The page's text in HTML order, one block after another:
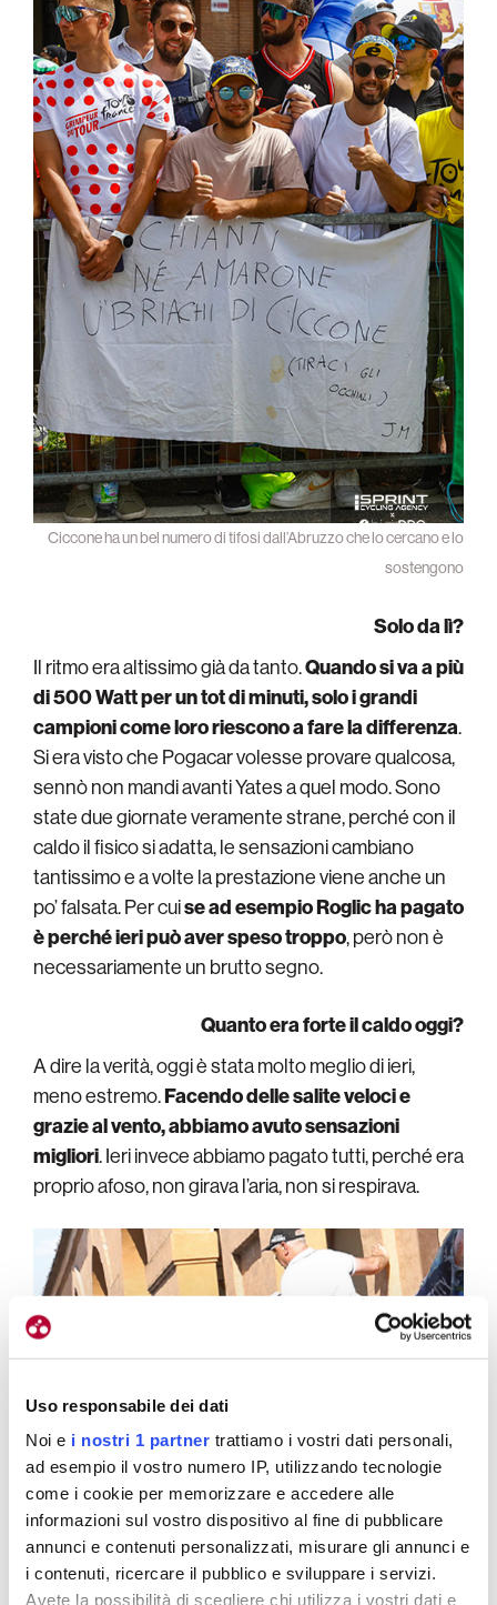
Uso responsabile dei dati
Noi e i nostri 1 partner trattiamo i vostri dati personali,
ad esempio il vostro numero IP, utilizzando tecnologie
come i cookie per memorizzare e accedere alle
informazioni sul vostro dispositivo al fine di pubblicare
annunci e contenuti personalizzati, misurare gli annunci e
i contenuti, ricercare il pubblico e sviluppare i servizi.
Avete la possibilità di scegliere chi utilizza i vostri dati e
Ciccone ha un bel numero di tifosi dall’Abruzzo che lo cercano e lo
sostengono
Solo da lì?
Il ritmo era altissimo già da tanto.Quando si va a più
di 500 Watt per un tot di minuti, solo i grandi
campioni come loro riescono a fare la differenza.
Si era visto che Pogacar volesse provare qualcosa,
sennò non mandi avanti Yates a quel modo. Sono
state due giornate veramente strane, perché con il
caldo il fisico si adatta, le sensazioni cambiano
tantissimo e a volte la prestazione viene anche un
po’ falsata. Per cuise ad esempio Roglic ha pagato
è perché ieri può aver speso troppo, però non è
necessariamente un brutto segno.
Quanto era forte il caldo oggi?
A dire la verità, oggi è stata molto meglio di ieri,
meno estremo.Facendo delle salite veloci e
grazie al vento, abbiamo avuto sensazioni
migliori. Ieri invece abbiamo pagato tutti, perché era
proprio afoso, non girava l’aria, non si respirava.